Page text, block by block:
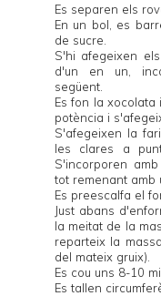
Es separen els
En un bol, es
de sucre.
S'hi afegeixen
d'un en un,
següent.
Es fon la
potència i
S'afegeixen la
les clares a
S'incorporen
tot remenant amb
Es preescalfa el
Just abans
la meitat de la
reparteix la
del mateix gruix).
Es cou uns 8-10
Es tallen